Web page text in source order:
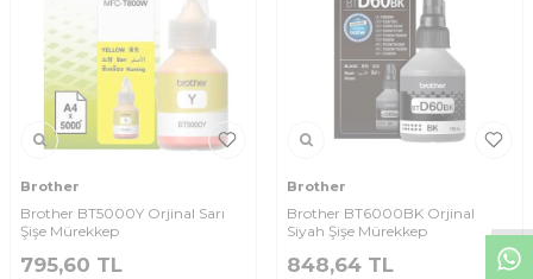
W
h
t
s
a
p
p
D
e
s
t
e
H
a
t
t
Brother
Brother BT5000Y Orjinal Sarı
Şişe Mürekkep
795,60 TL
Brother
Brother BT6000BK Orjinal
Siyah Şişe Mürekkep
848,64 TL